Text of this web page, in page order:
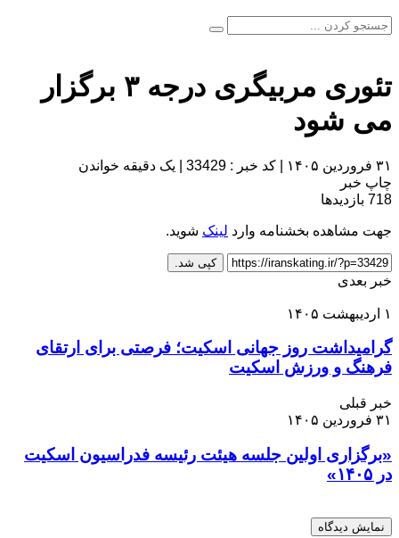
تئوری مربیگری درجه ۳ برگزار
می شود
۳۱ فروردین ۱۴۰۵ کد خبر : 33429
یک دقیقه خواندن
چاپ خبر
718 بازدیدها
جهت مشاهده بخشنامه وارد لینک شوید.
کپی شد.
خبر بعدی
۱ اردیبهشت ۱۴۰۵
گرامیداشت روز جهانی اسکیت؛ فرصتی برای ارتقای
فرهنگ و ورزش اسکیت
خبر قبلی
۳۱ فروردین ۱۴۰۵
«برگزاری اولین جلسه هیئت رئیسه فدراسیون اسکیت
در ۱۴۰۵»
نمایش دیدگاه